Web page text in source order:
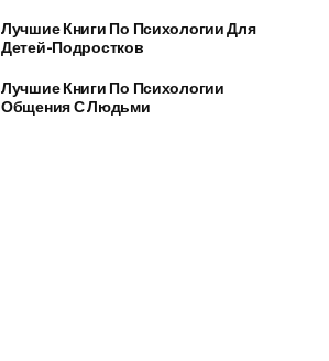
Лучшие Книги По Психологии Для
Детей-Подростков
Лучшие Книги По Психологии
Общения С Людьми